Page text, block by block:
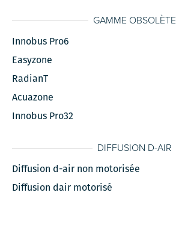
GAMME OBSOLÈTE
Innobus Pro6
Easyzone
RadianT
Acuazone
Innobus Pro32
DIFFUSION D-AIR
Diffusion d-air non motorisée
Diffusion dair motorisé